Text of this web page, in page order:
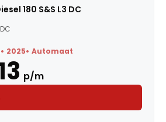
180 S&S L3 DC
2025 Automaat
p/m